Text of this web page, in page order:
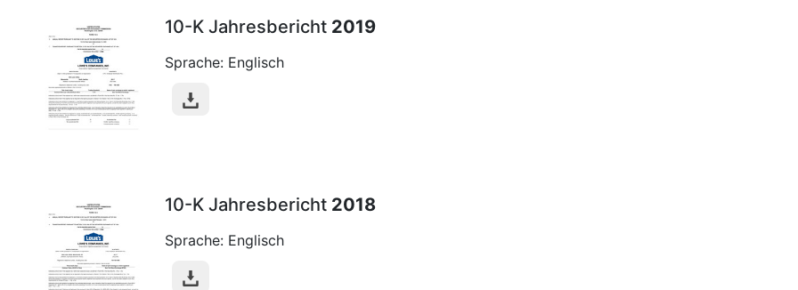
10-K Jahresbericht 2019
Sprache: Englisch
10-K Jahresbericht 2018
Sprache: Englisch